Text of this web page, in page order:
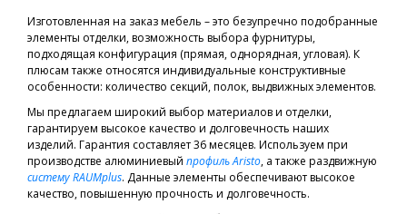
Изготовленная на заказ мебель – это безупречно подобранные
элементы отделки, возможность выбора фурнитуры,
подходящая конфигурация (прямая, однорядная, угловая). К
плюсам также относятся индивидуальные конструктивные
особенности: количество секций, полок, выдвижных элементов.
Мы предлагаем широкий выбор материалов и отделки,
гарантируем высокое качество и долговечность наших
изделий. Гарантия составляет 36 месяцев. Используем при
производстве алюминиевый профиль Aristo, а также раздвижную
систему RAUMplus. Данные элементы обеспечивают высокое
качество, повышенную прочность и долговечность.